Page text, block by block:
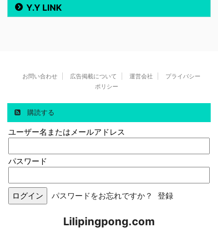
Y.Y LINK
お問い合わせ 広告掲載について 運営会社
プライバシー
ポリシー
購読する
ユーザー名またはメールアドレス
パスワード
パスワードをお忘れですか？ 登録
Lilipingpong.com